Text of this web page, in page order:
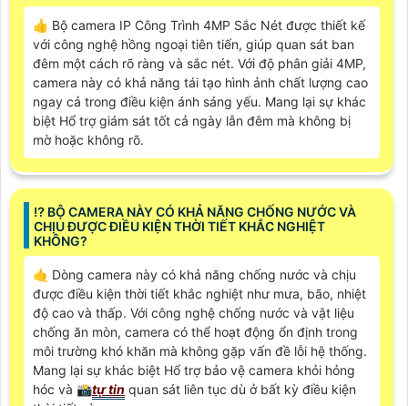
👍 Bộ camera IP Công Trình 4MP Sắc Nét được thiết kế
với công nghệ hồng ngoại tiên tiến, giúp quan sát ban
đêm một cách rõ ràng và sắc nét. Với độ phân giải 4MP,
camera này có khả năng tái tạo hình ảnh chất lượng cao
ngay cả trong điều kiện ánh sáng yếu. Mang lại sự khác
biệt Hổ trợ giám sát tốt cả ngày lẫn đêm mà không bị
mờ hoặc không rõ.
⁉️ BỘ CAMERA NÀY CÓ KHẢ NĂNG CHỐNG NƯỚC VÀ
CHỊU ĐƯỢC ĐIỀU KIỆN THỜI TIẾT KHẮC NGHIỆT
KHÔNG?
🤙 Dòng camera này có khả năng chống nước và chịu
được điều kiện thời tiết khắc nghiệt như mưa, bão, nhiệt
độ cao và thấp. Với công nghệ chống nước và vật liệu
chống ăn mòn, camera có thể hoạt động ổn định trong
môi trường khó khăn mà không gặp vấn đề lỗi hệ thống.
Mang lại sự khác biệt Hổ trợ bảo vệ camera khỏi hỏng
hóc và 📸tự tin quan sát liên tục dù ở bất kỳ điều kiện